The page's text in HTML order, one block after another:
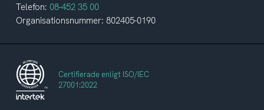
Telefon: 08-452 35 00
Organisationsnummer: 802405-0190
Certifierade enligt ISO/IEC
27001:2022